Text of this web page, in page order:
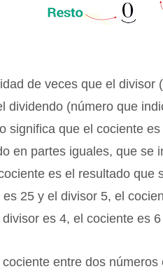
de veces que el divisor
dividendo (número que
significa que el cociente
en partes iguales, que se
es el resultado que
25 y el divisor 5, el
es 4, el cociente es
entre dos números